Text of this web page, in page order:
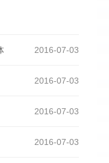
2016-07-03
2016-07-03
2016-07-03
2016-07-03